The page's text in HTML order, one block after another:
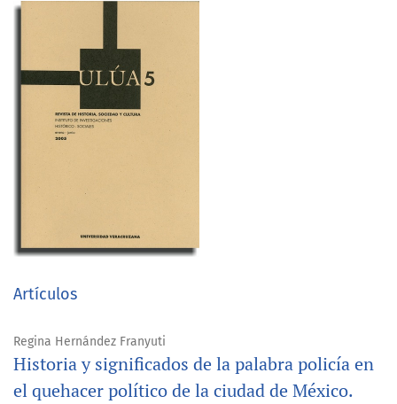
Artículos
Regina Hernández Franyuti
Historia y significados de la palabra policía en
el quehacer político de la ciudad de México.